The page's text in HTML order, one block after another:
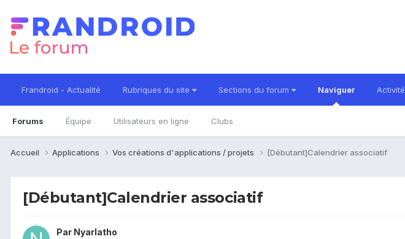
Frandroid - Actualité Rubriques du site Sections du forum Naviguer
Forums Équipe Utilisateurs en ligne Clubs
Activité
Accueil Applications Vos créations d'applications / projets [Débutant]Calendrier associatif
[Débutant]Calendrier associatif
Par Nyarlatho